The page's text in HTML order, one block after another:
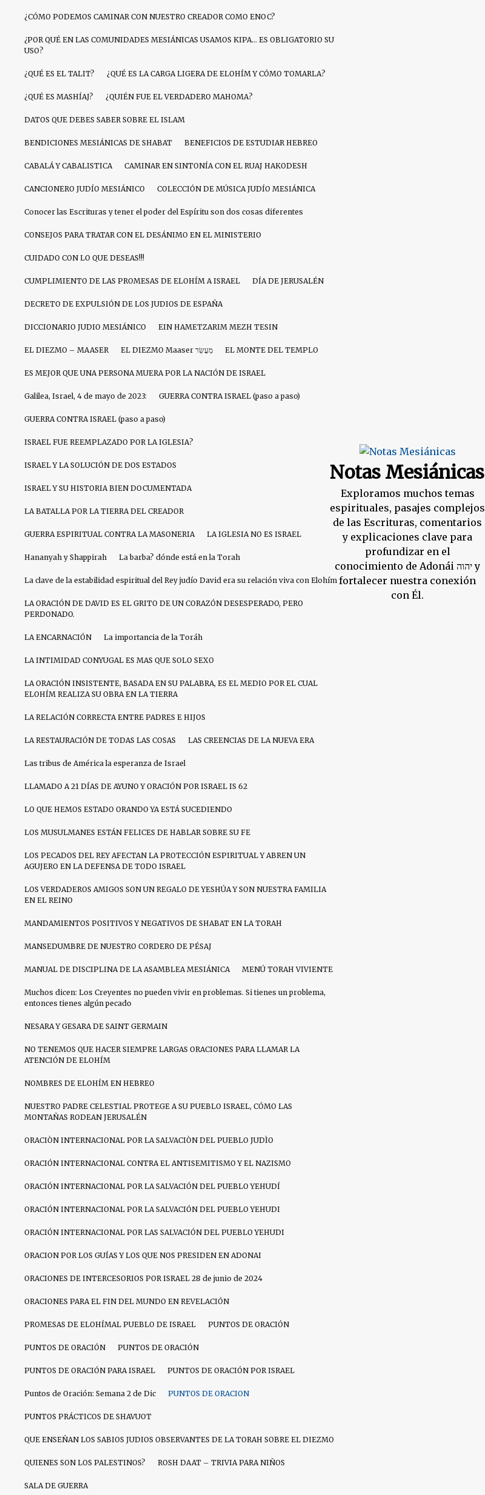
¿CÓMO PODEMOS CAMINAR CON NUESTRO CREADOR COMO ENOC?
¿POR QUÉ EN LAS COMUNIDADES MESIÁNICAS USAMOS KIPA… ES OBLIGATORIO SU
USO?
¿QUÉ ES EL TALIT? ¿QUÉ ES LA CARGA LIGERA DE ELOHÍM Y CÓMO TOMARLA?
¿QUÉ ES MASHÍAJ? ¿QUIÉN FUE EL VERDADERO MAHOMA?
DATOS QUE DEBES SABER SOBRE EL ISLAM
BENDICIONES MESIÁNICAS DE SHABAT BENEFICIOS DE ESTUDIAR HEBREO
CABALÁ Y CABALISTICA CAMINAR EN SINTONÍA CON EL RUAJ HAKODESH
CANCIONERO JUDÍO MESIÁNICO COLECCIÓN DE MÚSICA JUDÍO MESIÁNICA
Conocer las Escrituras y tener el poder del Espíritu son dos cosas diferentes
CONSEJOS PARA TRATAR CON EL DESÁNIMO EN EL MINISTERIO
CUIDADO CON LO QUE DESEAS!!!
CUMPLIMIENTO DE LAS PROMESAS DE ELOHÍM A ISRAEL DÍA DE JERUSALÉN
DECRETO DE EXPULSIÓN DE LOS JUDIOS DE ESPAÑA
DICCIONARIO JUDIO MESIÁNICO EIN HAMETZARIM MEZH TESIN
EL DIEZMO – MAASER EL DIEZMO Maaser מַעֲשֵׂר EL MONTE DEL TEMPLO
ES MEJOR QUE UNA PERSONA MUERA POR LA NACIÓN DE ISRAEL
Galilea, Israel, 4 de mayo de 2023: GUERRA CONTRA ISRAEL (paso a paso)
GUERRA CONTRA ISRAEL (paso a paso)
ISRAEL FUE REEMPLAZADO POR LA IGLESIA?
ISRAEL Y LA SOLUCIÓN DE DOS ESTADOS
ISRAEL Y SU HISTORIA BIEN DOCUMENTADA
LA BATALLA POR LA TIERRA DEL CREADOR
GUERRA ESPIRITUAL CONTRA LA MASONERIA LA IGLESIA NO ES ISRAEL
Hananyah y Shappirah La barba? dónde está en la Torah
La clave de la estabilidad espiritual del Rey judío David era su relación viva con Elohím
LA ORACIÓN DE DAVID ES EL GRITO DE UN CORAZÓN DESESPERADO, PERO
PERDONADO.
LA ENCARNACIÓN La importancia de la Toráh
LA INTIMIDAD CONYUGAL ES MAS QUE SOLO SEXO
LA ORACIÓN INSISTENTE, BASADA EN SU PALABRA, ES EL MEDIO POR EL CUAL
ELOHÍM REALIZA SU OBRA EN LA TIERRA
LA RELACIÓN CORRECTA ENTRE PADRES E HIJOS
LA RESTAURACIÓN DE TODAS LAS COSAS LAS CREENCIAS DE LA NUEVA ERA
Las tribus de América la esperanza de Israel
LLAMADO A 21 DÍAS DE AYUNO Y ORACIÓN POR ISRAEL IS 62
LO QUE HEMOS ESTADO ORANDO YA ESTÁ SUCEDIENDO
LOS MUSULMANES ESTÁN FELICES DE HABLAR SOBRE SU FE
LOS PECADOS DEL REY AFECTAN LA PROTECCIÓN ESPIRITUAL Y ABREN UN
AGUJERO EN LA DEFENSA DE TODO ISRAEL
LOS VERDADEROS AMIGOS SON UN REGALO DE YESHÚA Y SON NUESTRA FAMILIA
EN EL REINO
MANDAMIENTOS POSITIVOS Y NEGATIVOS DE SHABAT EN LA TORAH
MANSEDUMBRE DE NUESTRO CORDERO DE PÉSAJ
MANUAL DE DISCIPLINA DE LA ASAMBLEA MESIÁNICA MENÚ TORAH VIVIENTE
Muchos dicen: Los Creyentes no pueden vivir en problemas. Si tienes un problema,
entonces tienes algún pecado
NESARA Y GESARA DE SAINT GERMAIN
NO TENEMOS QUE HACER SIEMPRE LARGAS ORACIONES PARA LLAMAR LA
ATENCIÓN DE ELOHÍM
NOMBRES DE ELOHÍM EN HEBREO
NUESTRO PADRE CELESTIAL PROTEGE A SU PUEBLO ISRAEL, CÓMO LAS
MONTAÑAS RODEAN JERUSALÉN
ORACIÒN INTERNACIONAL POR LA SALVACIÒN DEL PUEBLO JUDÌO
ORACIÓN INTERNACIONAL CONTRA EL ANTISEMITISMO Y EL NAZISMO
ORACIÓN INTERNACIONAL POR LA SALVACIÓN DEL PUEBLO YEHUDÍ
ORACIÓN INTERNACIONAL POR LA SALVACIÓN DEL PUEBLO YEHUDI
ORACIÓN INTERNACIONAL POR LAS SALVACIÓN DEL PUEBLO YEHUDI
ORACION POR LOS GUÍAS Y LOS QUE NOS PRESIDEN EN ADONAI
ORACIONES DE INTERCESORIOS POR ISRAEL 28 de junio de 2024
ORACIONES PARA EL FIN DEL MUNDO EN REVELACIÓN
PROMESAS DE ELOHÍMAL PUEBLO DE ISRAEL PUNTOS DE ORACIÓN
PUNTOS DE ORACIÓN PUNTOS DE ORACIÓN
PUNTOS DE ORACIÓN PARA ISRAEL PUNTOS DE ORACIÓN POR ISRAEL
Puntos de Oración: Semana 2 de Dic PUNTOS DE ORACION
PUNTOS PRÁCTICOS DE SHAVUOT
QUE ENSEÑAN LOS SABIOS JUDIOS OBSERVANTES DE LA TORAH SOBRE EL DIEZMO
QUIENES SON LOS PALESTINOS? ROSH DAAT – TRIVIA PARA NIÑOS
SALA DE GUERRA
Notas Mesiánicas
Exploramos muchos temas
espirituales, pasajes complejos
de las Escrituras, comentarios
y explicaciones clave para
profundizar en el
conocimiento de Adonái יהוה y
fortalecer nuestra conexión
con Él.